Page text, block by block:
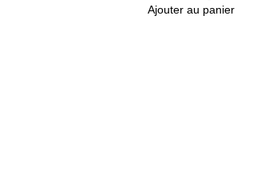
Ajouter au panier